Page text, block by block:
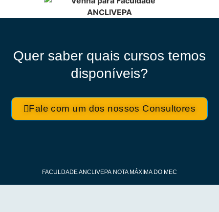
Quer saber quais cursos temos
disponíveis?
Fale com um dos nossos Consultores
FACULDADE ANCLIVEPA NOTA MÁXIMA DO MEC